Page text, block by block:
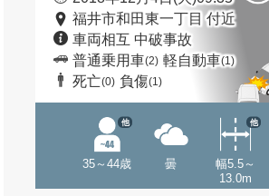
福井市和田東一丁目 付近
車両相互 中破事故
普通乗用車(2) 軽自動車(1)
死亡(0) 負傷(1)
35～44歳
他
曇
幅5.5～
13.0m
他